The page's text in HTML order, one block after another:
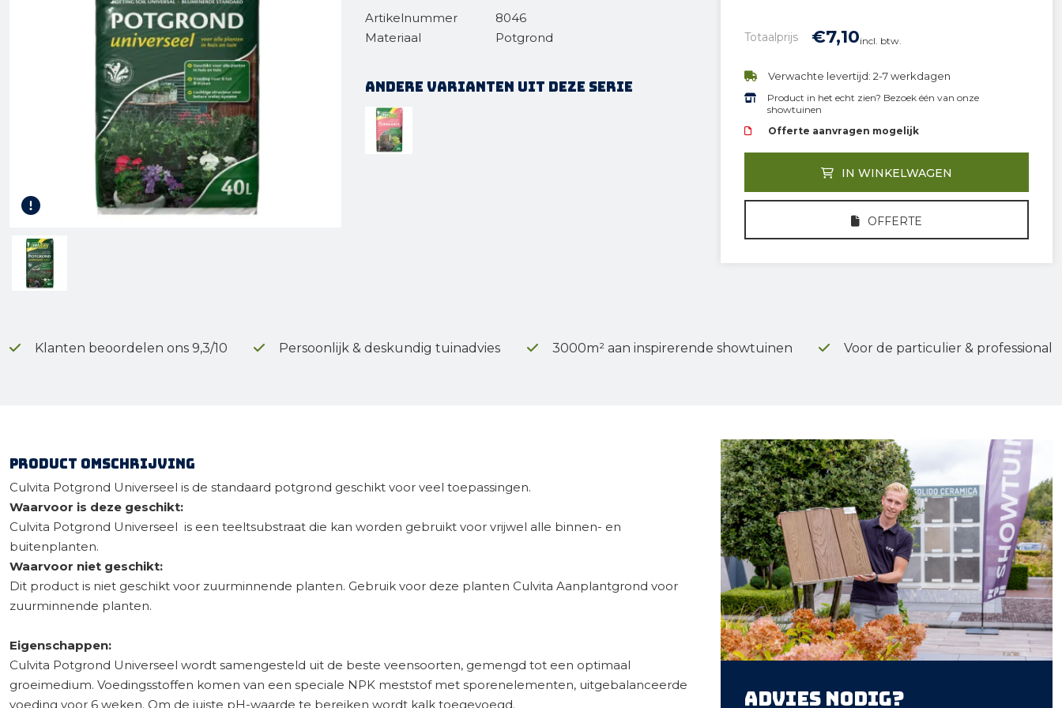
Gereedschap
Terrasplanken
Artikelnummer
8046
Materiaal
Potgrond
Andere varianten uit deze serie
Totaalprijs €7,10incl. btw.
Verwachte levertijd: 2-7 werkdagen
Product in het echt zien? Bezoek één van onze
showtuinen
Offerte aanvragen mogelijk
IN WINKELWAGEN
OFFERTE
Klanten beoordelen ons 9,3/10 Persoonlijk & deskundig tuinadvies 3000m² aan inspirerende showtuinen Voor de particulier & professional
Product omschrijving
Culvita Potgrond Universeel is de standaard potgrond geschikt voor veel toepassingen.
Waarvoor is deze geschikt:
Culvita Potgrond Universeel is een teeltsubstraat die kan worden gebruikt voor vrijwel alle binnen- en
buitenplanten.
Waarvoor niet geschikt:
Dit product is niet geschikt voor zuurminnende planten. Gebruik voor deze planten Culvita Aanplantgrond voor
zuurminnende planten.
Eigenschappen:
Culvita Potgrond Universeel wordt samengesteld uit de beste veensoorten, gemengd tot een optimaal
groeimedium. Voedingsstoffen komen van een speciale NPK meststof met sporenelementen, uitgebalanceerde
voeding voor 6 weken. Om de juiste pH-waarde te bereiken wordt kalk toegevoegd.
Advies nodig?